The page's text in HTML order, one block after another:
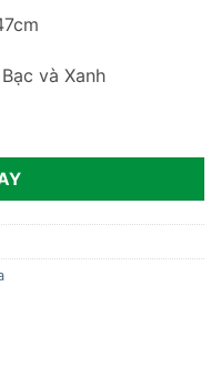
và Xanh
TTT17 số lượng